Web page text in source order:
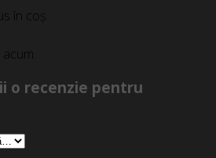
în coș.
o recenzie pentru